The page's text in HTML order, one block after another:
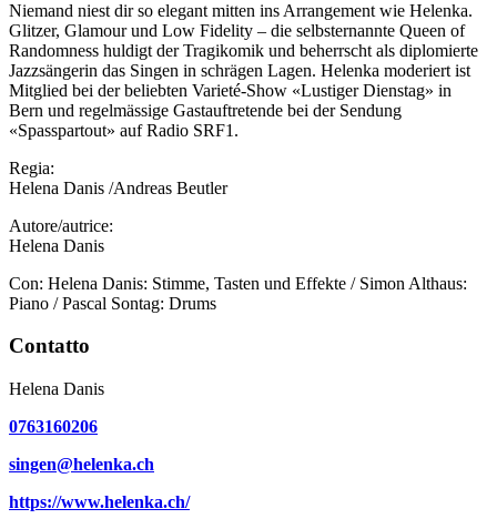
Niemand niest dir so elegant mitten ins Arrangement wie Helenka.
Glitzer, Glamour und Low Fidelity – die selbsternannte Queen of
Randomness huldigt der Tragikomik und beherrscht als diplomierte
Jazzsängerin das Singen in schrägen Lagen. Helenka moderiert ist
Mitglied bei der beliebten Varieté-Show «Lustiger Dienstag» in
Bern und regelmässige Gastauftretende bei der Sendung
«Spasspartout» auf Radio SRF1.
Regia:
Helena Danis /Andreas Beutler
Autore/autrice:
Helena Danis
Con: Helena Danis: Stimme, Tasten und Effekte / Simon Althaus:
Piano / Pascal Sontag: Drums
Contatto
Helena Danis
0763160206
singen@helenka.ch
https://www.helenka.ch/